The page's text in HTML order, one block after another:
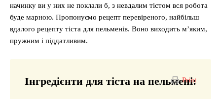
начинку ви у них не поклали б, з невдалим тістом вся робота
буде марною. Пропонуємо рецепт перевіреного, найбільш
вдалого рецепту тіста для пельменів. Воно виходить м’яким,
пружним і піддатливим.
Print
Інгредієнти для тіста на пельмені: